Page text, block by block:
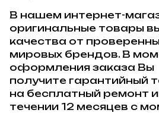
В нашем интернет-
оригинальные товары
качества от
мировых брендов. В
оформления заказа Вы
получите гарантийный
на бесплатный ремонт
течении 12 месяцев с